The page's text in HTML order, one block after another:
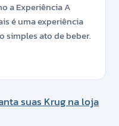
a Experiência A
é uma experiência
simples ato de beber.
suas Krug na loja